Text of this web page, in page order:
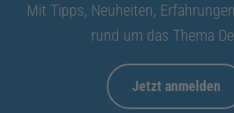
Mit Tipps, Neuheiten,
rund um das Thema
Jetzt anmelden